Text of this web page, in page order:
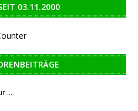
03.11.2000
…